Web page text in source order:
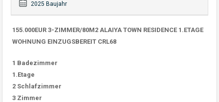
2025 Baujahr
155.000EUR 3-ZIMMER/80M2 ALAIYA TOWN RESIDENCE 1.ETAGE
WOHNUNG EINZUGSBEREIT CRL68
1 Badezimmer
1.Etage
2 Schlafzimmer
3 Zimmer